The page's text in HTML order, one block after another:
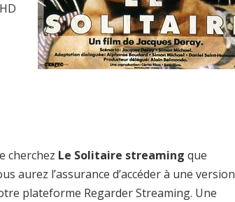
cherchez Le Solitaire streaming que
aurez l’assurance d’accéder à une version
plateforme Regarder Streaming. Une